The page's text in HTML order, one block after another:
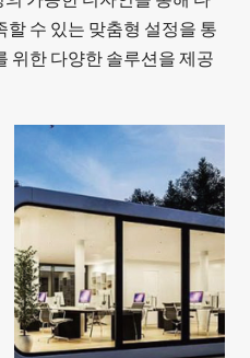
수 있는 맞춤형 설정을 통
위한 다양한 솔루션을 제공